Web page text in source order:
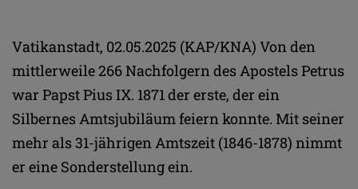
Vatikanstadt, 02.05.2025 (KAP/KNA) Von den
mittlerweile 266 Nachfolgern des Apostels Petrus
war Papst Pius IX. 1871 der erste, der ein
Silbernes Amtsjubiläum feiern konnte. Mit seiner
mehr als 31-jährigen Amtszeit (1846-1878) nimmt
er eine Sonderstellung ein.